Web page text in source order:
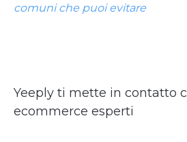
comuni che puoi evitare
Yeeply ti mette in contatto
ecommerce esperti